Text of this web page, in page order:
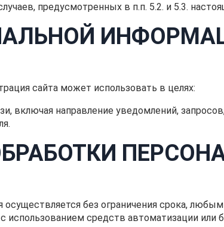
предусмотренных в п.п. 5.2. и 5.3.
сайта может использовать в целях:
включая направление уведомлений,
осуществляется без ограничения срока,
средств автоматизации или